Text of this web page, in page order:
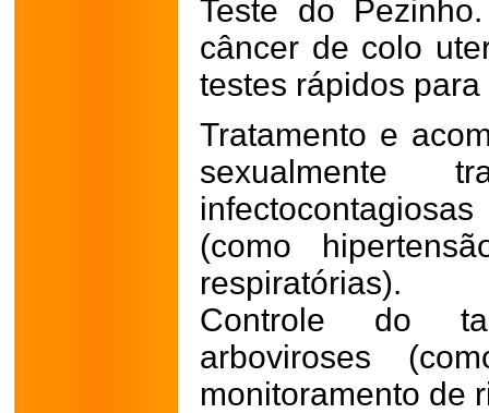
Teste do
câncer de colo
testes rápidos para
Tratamento e
sexualmente
(como
respiratórias).
Controle do
arboviroses
monitoramento de